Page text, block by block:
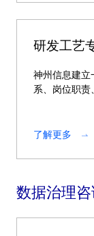
研发工艺
神州信息建立
系、岗位职责
了解更多
数据治理咨